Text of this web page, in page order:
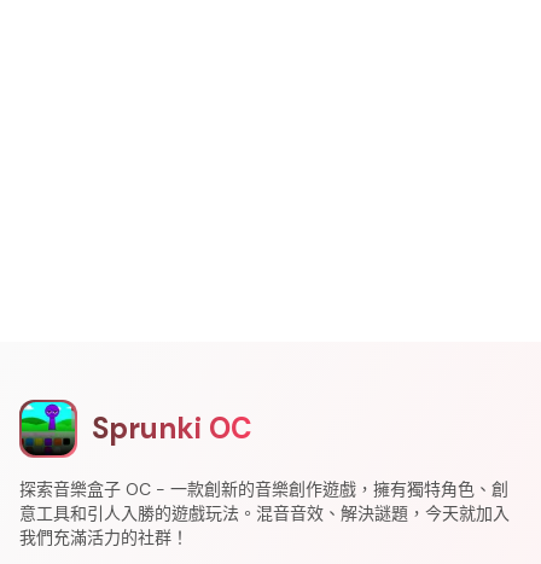
Sprunki OC
探索音樂盒子 OC - 一款創新的音樂創作遊戲，擁有獨特角色、創
意工具和引人入勝的遊戲玩法。混音音效、解決謎題，今天就加入
我們充滿活力的社群！